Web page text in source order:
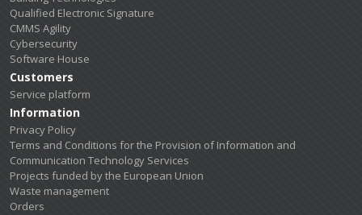
Qualified Electronic Signature
CMMS Agility
Cybersecurity
Software House
Customers
Service platform
Information
Privacy Policy
Terms and Conditions for the Provision of Information and
Communication Technology Services
Projects funded by the European Union
Waste management
Orders